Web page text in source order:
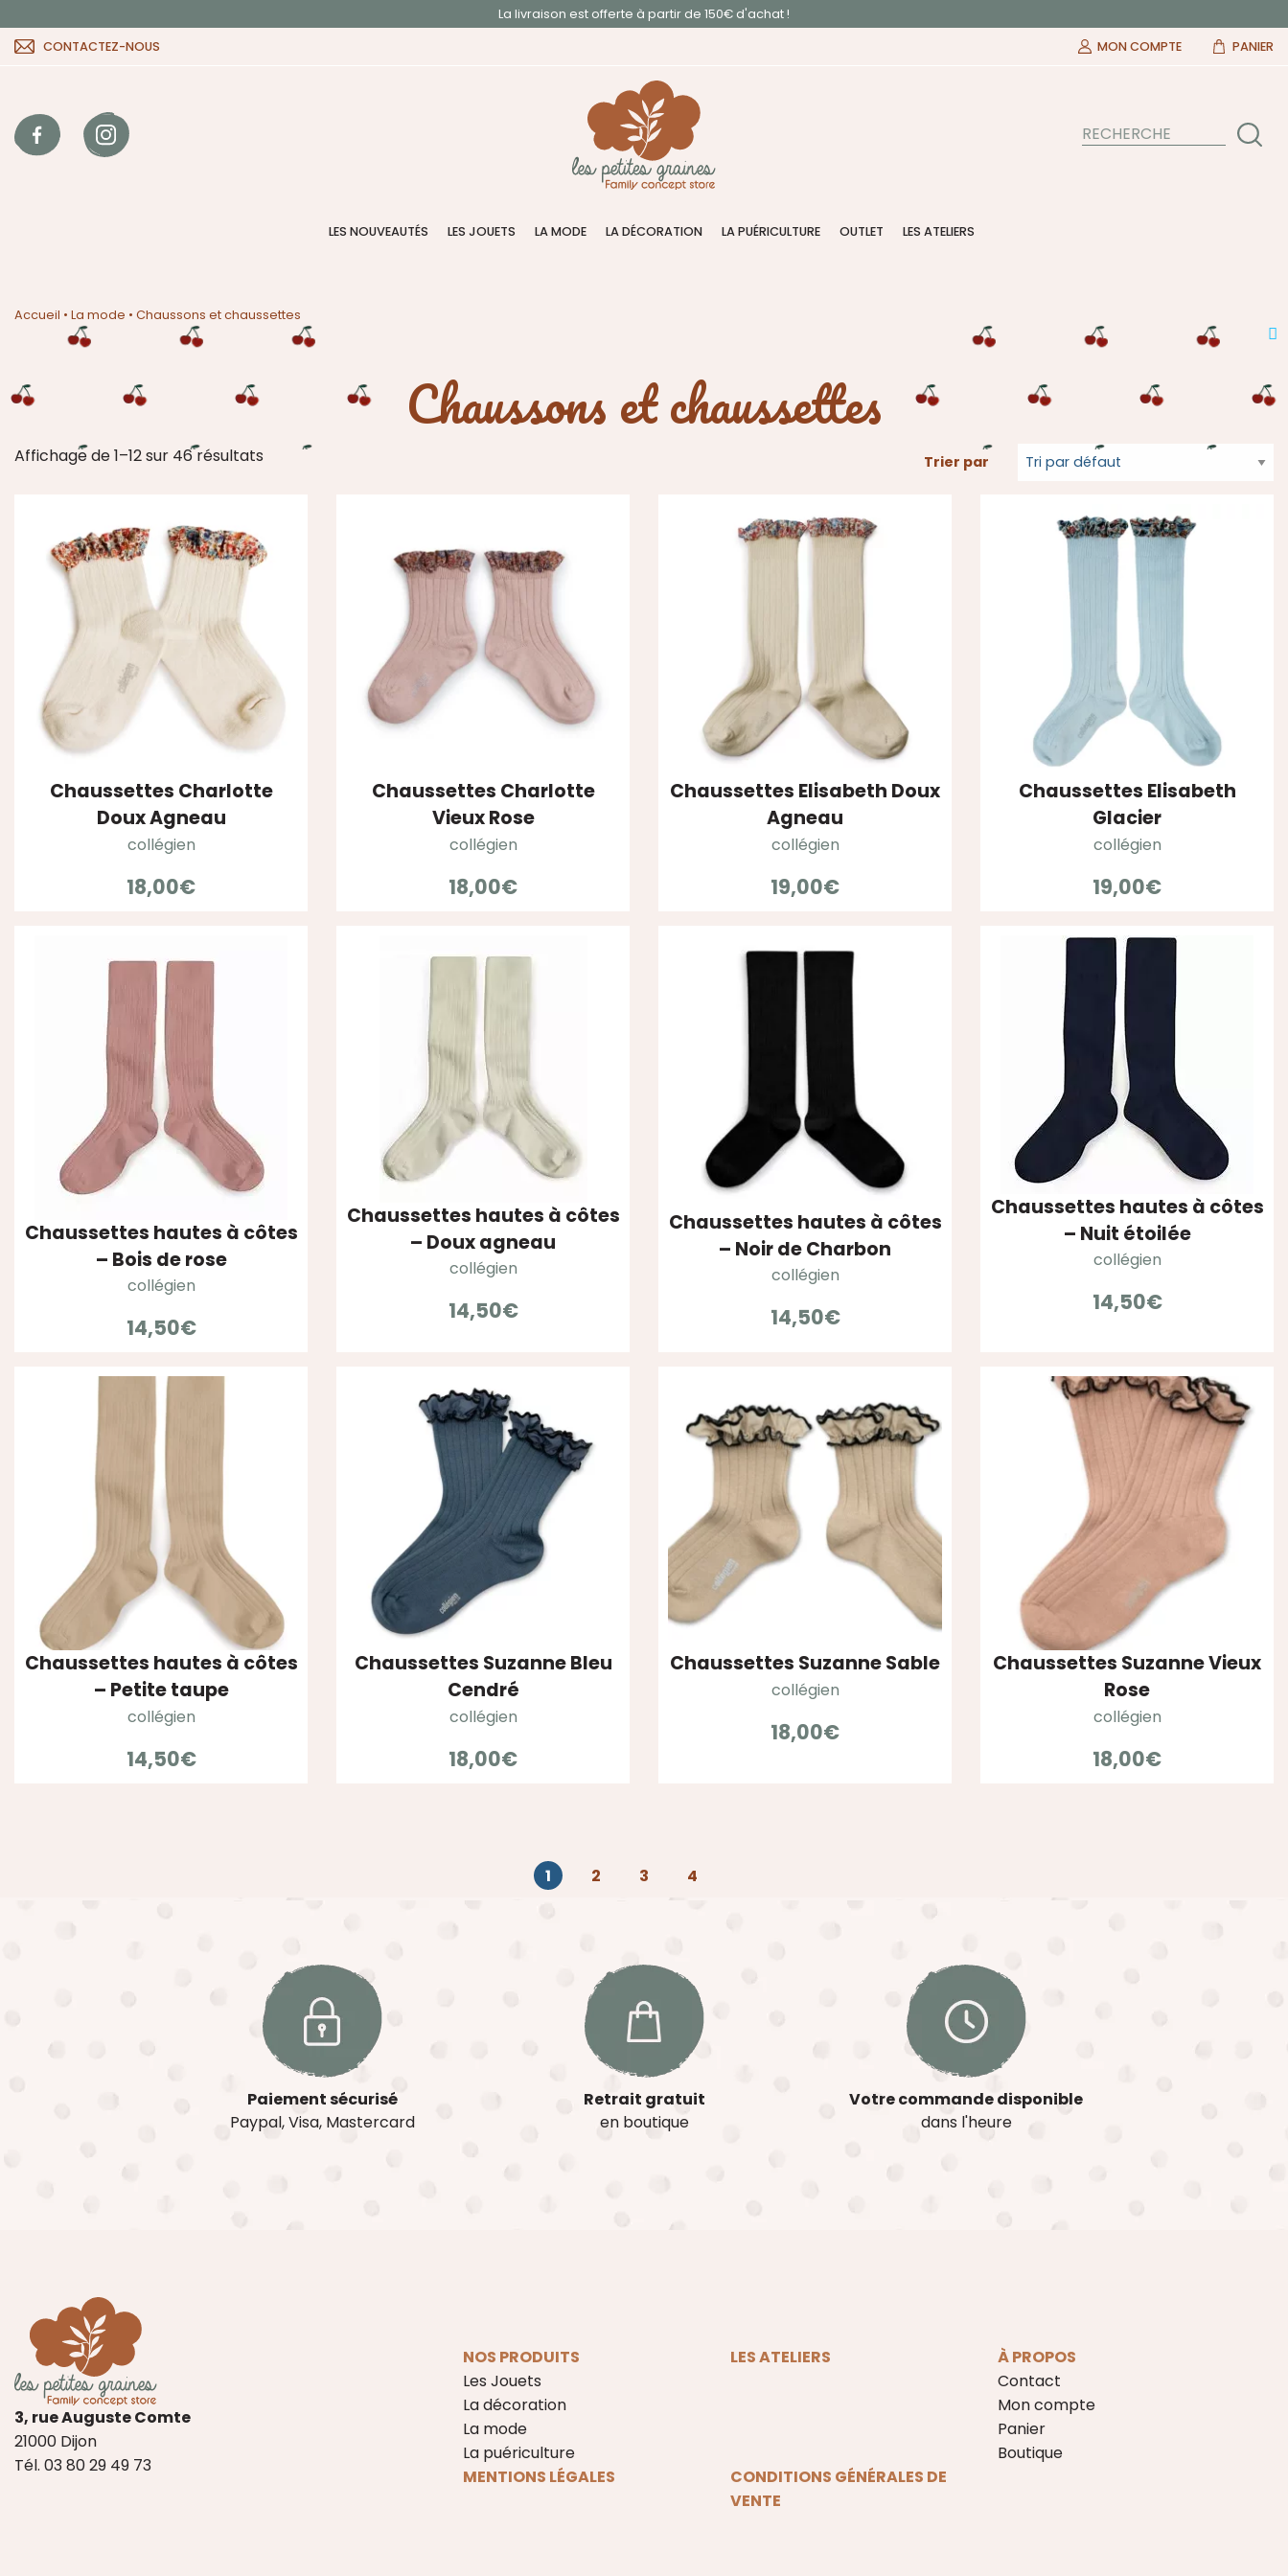
La livraison est offerte à partir de 150€ d'achat !
CONTACTEZ-NOUS
MON COMPTE PANIER
LES NOUVEAUTÉS LES JOUETS LA MODE LA DÉCORATION LA PUÉRICULTURE OUTLET LES ATELIERS
Accueil • La mode • Chaussons et chaussettes
Chaussons et chaussettes
Affichage de 1–12 sur 46 résultats Trier par
Chaussettes Charlotte
Doux Agneau
collégien
18,00€
Chaussettes Charlotte
Vieux Rose
collégien
18,00€
Chaussettes Elisabeth Doux
Agneau
collégien
19,00€
Chaussettes Elisabeth
Glacier
collégien
19,00€
Chaussettes hautes à côtes
– Bois de rose
collégien
14,50€
Chaussettes hautes à côtes
– Doux agneau
collégien
14,50€
Chaussettes hautes à côtes
– Noir de Charbon
collégien
14,50€
Chaussettes hautes à côtes
– Nuit étoilée
collégien
14,50€
Chaussettes hautes à côtes
– Petite taupe
collégien
14,50€
Chaussettes Suzanne Bleu
Cendré
collégien
18,00€
Chaussettes Suzanne Sable
collégien
18,00€
Chaussettes Suzanne Vieux
Rose
collégien
18,00€
1 2 3 4
Paiement sécurisé
Paypal, Visa, Mastercard
Retrait gratuit
en boutique
Votre commande disponible
dans l'heure
3, rue Auguste Comte
21000 Dijon
Tél. 03 80 29 49 73
NOS PRODUITS
Les Jouets
La décoration
La mode
La puériculture
LES ATELIERS
À PROPOS
Contact
Mon compte
Panier
Boutique
MENTIONS LÉGALES
CONDITIONS GÉNÉRALES DE
VENTE